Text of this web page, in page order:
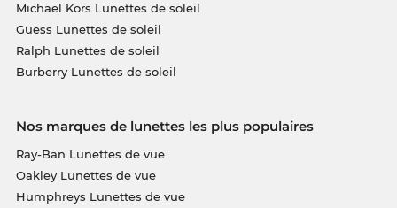
Michael Kors Lunettes de soleil
Guess Lunettes de soleil
Ralph Lunettes de soleil
Burberry Lunettes de soleil
Nos marques de lunettes les plus populaires
Ray-Ban Lunettes de vue
Oakley Lunettes de vue
Humphreys Lunettes de vue